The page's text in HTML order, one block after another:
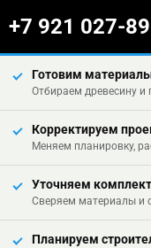
+7 921 027-
Готовим
Отбираем древесину и
Корректируем
Меняем планировку,
Уточняем
Сверяем материалы и
Планируем